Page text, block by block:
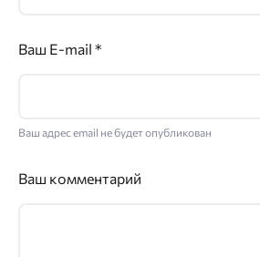
Ваш E-mail *
Ваш адрес email не будет опубликован
Ваш комментарий